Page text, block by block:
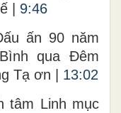
| 9:46
ấn 90 năm
qua Đêm
Tạ ơn | 13:02
tâm Linh mục